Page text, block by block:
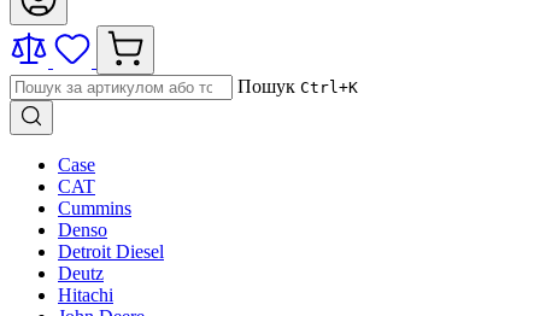
Пошук Ctrl+K
Case
CAT
Cummins
Denso
Detroit Diesel
Deutz
Hitachi